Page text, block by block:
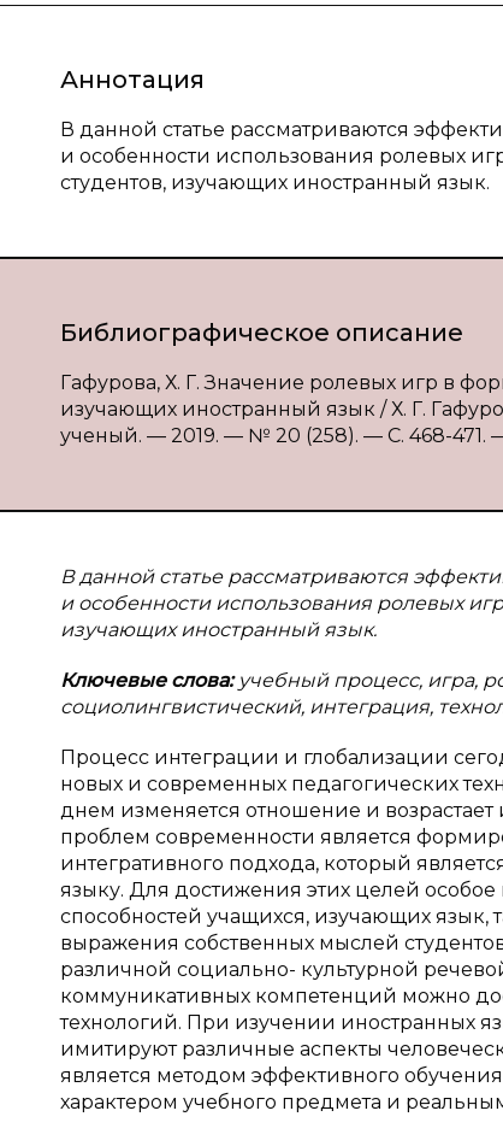
Аннотация
В данной статье рассматриваются
и особенности использования ролевых
студентов, изучающих иностранный язык.
Библиографическое описание
Гафурова, Х. Г. Значение ролевых игр в
изучающих иностранный язык / Х. Г.
ученый. — 2019. — № 20 (258). — С. 468-471.
В данной статье рассматриваются
и особенности использования ролевых
изучающих иностранный язык.
Ключевые слова:учебный процесс, игра,
социолингвистический, интеграция,
Процесс интеграции и глобализации
новых и современных педагогических
днем изменяется отношение и
проблем современности является
интегративного подхода, который
языку. Для достижения этих целей
способностей учащихся, изучающих язык,
выражения собственных мыслей
различной социально- культурной
коммуникативных компетенций можно
технологий. При изучении иностранных
имитируют различные аспекты
является методом эффективного
характером учебного предмета и